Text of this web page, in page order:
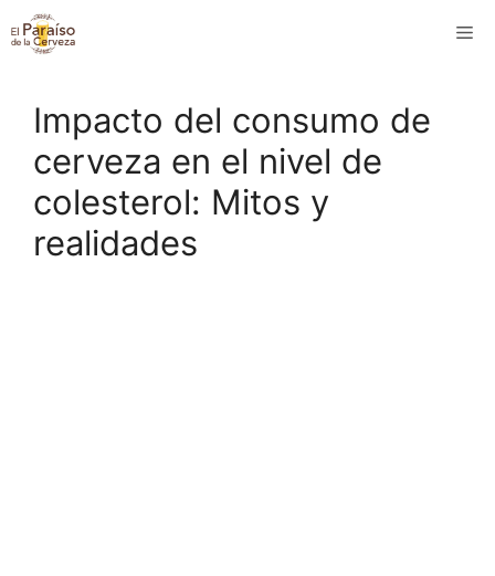
Saltar
al
Impacto del consumo de
cerveza en el nivel de
colesterol: Mitos y
realidades